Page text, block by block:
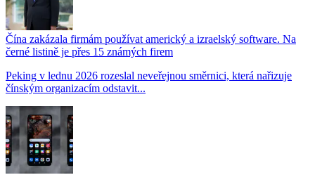
Čína zakázala firmám používat americký a izraelský software. Na
černé listině je přes 15 známých firem
Peking v lednu 2026 rozeslal neveřejnou směrnici, která nařizuje
čínským organizacím odstavit...